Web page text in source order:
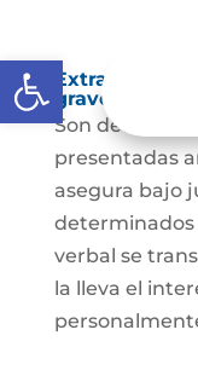
Abrir barra de
Extra-
gravedad de
Son
presentadas
asegura bajo
determinados
verbal se
la lleva el